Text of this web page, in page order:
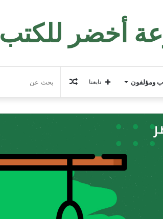
أخضر للكتب
ومؤلفون مقال
عشوائي
تابعنا